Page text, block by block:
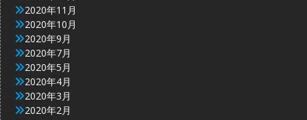
2020年11月
2020年10月
2020年9月
2020年7月
2020年5月
2020年4月
2020年3月
2020年2月